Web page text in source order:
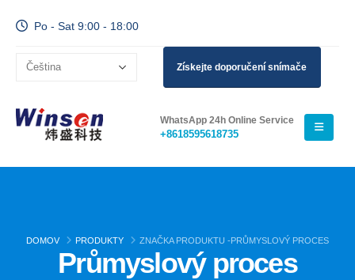
Po - Sat 9:00 - 18:00
Získejte doporučení snímače
WhatsApp 24h Online Service
+8618595618735
DOMOV PRODUKTY ZNAČKA PRODUKTU -PRŮMYSLOVÝ PROCES
Průmyslový proces